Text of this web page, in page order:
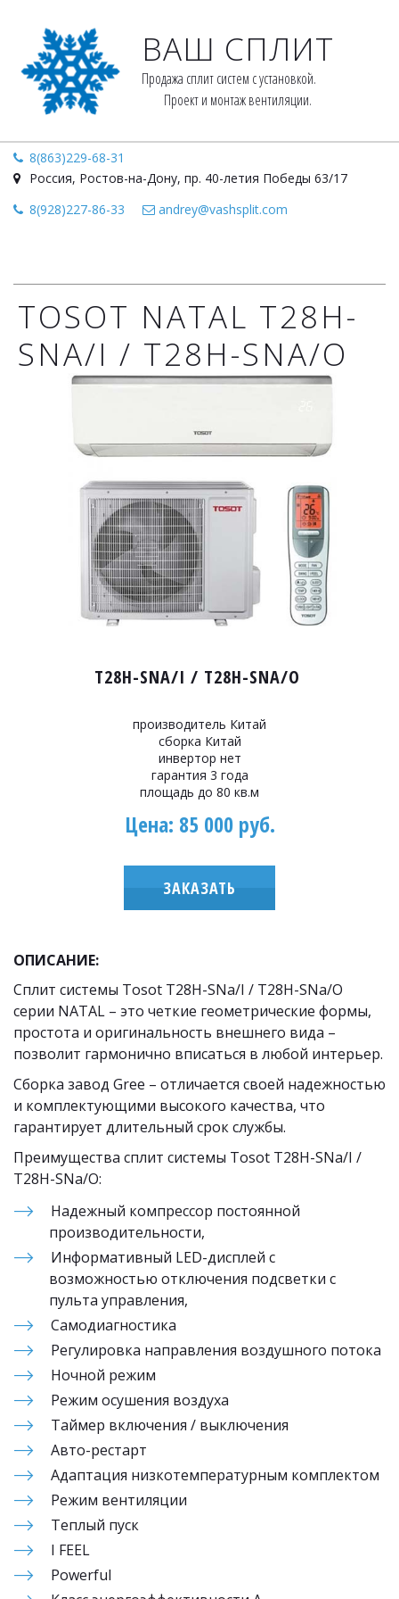
ВАШ СПЛИТ
Продажа сплит систем с установкой.
Проект и монтаж вентиляции.
8(863)229-68-31
Россия, Ростов-на-Дону, пр. 40-летия Победы 63/17
8(928)227-86-33
andrey@vashsplit.com
TOSOT NATAL T28H-
SNA/I / T28H-SNA/O
T28H-SNA/I / T28H-SNA/O
производитель Китай
сборка Китай
инвертор нет
гарантия 3 года
площадь до 80 кв.м
Цена: 85 000 руб.
ЗАКАЗАТЬ
ОПИСАНИЕ:
Сплит системы Tosot T28H-SNa/I / T28H-SNa/O
серии NATAL – это четкие геометрические формы,
простота и оригинальность внешнего вида –
позволит гармонично вписаться в любой интерьер.
Сборка завод Gree – отличается своей надежностью
и комплектующими высокого качества, что
гарантирует длительный срок службы.
Преимущества сплит системы Tosot T28H-SNa/I /
T28H-SNa/O:
Надежный компрессор постоянной
производительности,
Информативный LED-дисплей с
возможностью отключения подсветки с
пульта управления,
Самодиагностика
Регулировка направления воздушного потока
Ночной режим
Режим осушения воздуха
Таймер включения / выключения
Авто-рестарт
Адаптация низкотемпературным комплектом
Режим вентиляции
Теплый пуск
I FEEL
Powerful